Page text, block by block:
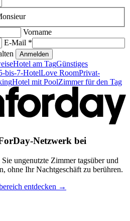
Vorname
E-Mail *
Anmelden
Hotel am TagGünstiges
bis-7-HotelLove RoomPrivat-
Hotel mit PoolZimmer für den Tag
Netzwerk bei
ungenutzte Zimmer tagsüber und
ohne Ihr Nachtgeschäft zu berühren.
entdecken →